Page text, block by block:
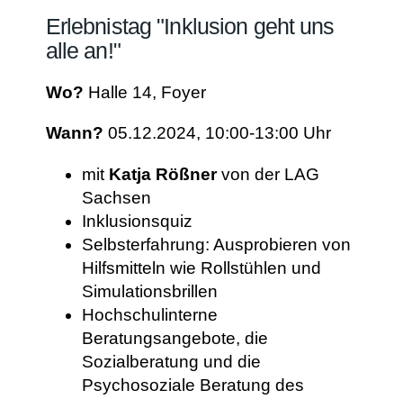
Erlebnistag "Inklusion geht uns
alle an!"
Wo? Halle 14, Foyer
Wann? 05.12.2024, 10:00-13:00 Uhr
mitKatja Rößnervon der LAG
Sachsen
Inklusionsquiz
Selbsterfahrung: Ausprobieren von
Hilfsmitteln wie Rollstühlen und
Simulationsbrillen
Hochschulinterne
Beratungsangebote, die
Sozialberatung und die
Psychosoziale Beratung des